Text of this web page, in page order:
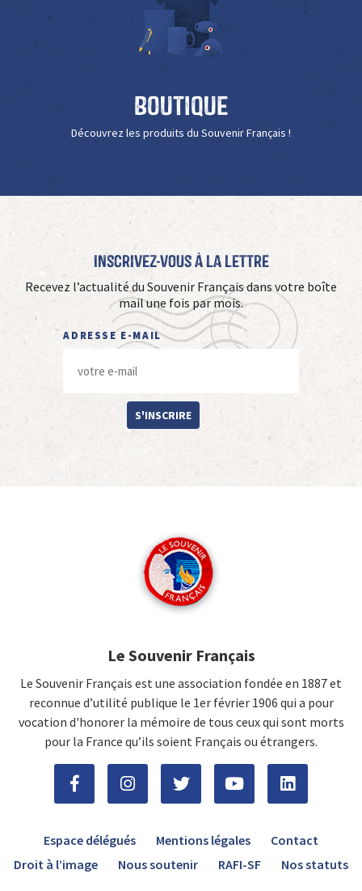
Boutique
Découvrez les produits du Souvenir Français !
Inscrivez-vous à La Lettre
Recevez l’actualité du Souvenir Français dans votre boîte
mail une fois par mois.
ADRESSE E-MAIL
S'INSCRIRE
Le Souvenir Français
Le Souvenir Français est une association fondée en 1887 et
reconnue d’utilité publique le 1er février 1906 qui a pour
vocation d'honorer la mémoire de tous ceux qui sont morts
pour la France qu’ils soient Français ou étrangers.
Espace délégués Mentions légales
Contact
Droit à l’image
Nous soutenir RAFI-SF Nos statuts